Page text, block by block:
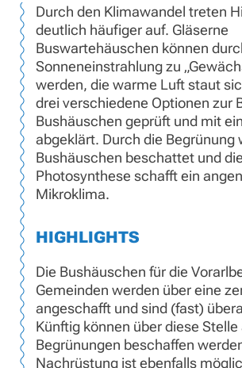
Durch den Klimawandel treten
deutlich häufiger auf. Gläserne
Buswartehäuschen können
Sonneneinstrahlung zu
werden, die warme Luft staut
drei verschiedene Optionen zur
Bushäuschen geprüft und mit
abgeklärt. Durch die Begrünung
Bushäuschen beschattet und die
Photosynthese schafft ein
Mikroklima.
HIGHLIGHTS
Die Bushäuschen für die
Gemeinden werden über eine
angeschafft und sind (fast)
Künftig können über diese Stelle
Begrünungen beschaffen
Nachrüstung ist ebenfalls